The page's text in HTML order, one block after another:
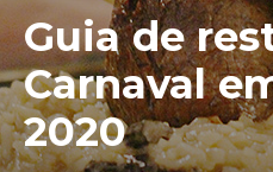
Guia de
Carnaval
2020